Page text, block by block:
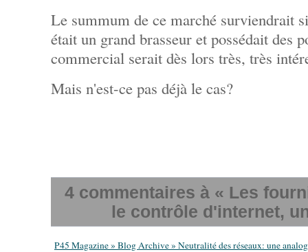
Le summum de ce marché surviendrait
était un grand brasseur et possédait des
commercial serait dès lors très, très
Mais n'est-ce pas déjà le cas?
4 commentaires à « Les
le contrôle d'internet,
P45 Magazine » Blog Archive » Neutralité des réseaux: une